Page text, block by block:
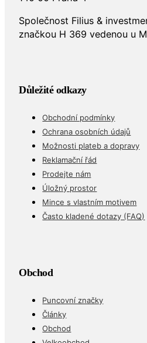
Společnost Filius &
značkou H 369 vedenou u
Důležité odkazy
Obchodní podmínky
Ochrana osobních údajů
Možnosti plateb a dopravy
Reklamační řád
Prodejte nám
Úložný prostor
Mince s vlastním motivem
Často kladené dotazy (FAQ)
Obchod
Puncovní značky
Články
Obchod